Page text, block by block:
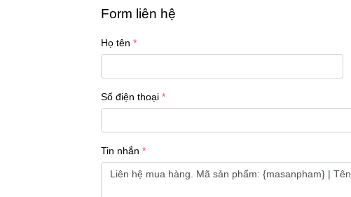
Form liên hệ
Họ tên
Số điện thoại
Tin nhắn